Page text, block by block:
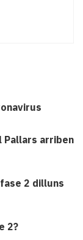
Pallars arriben
2 dilluns
2?